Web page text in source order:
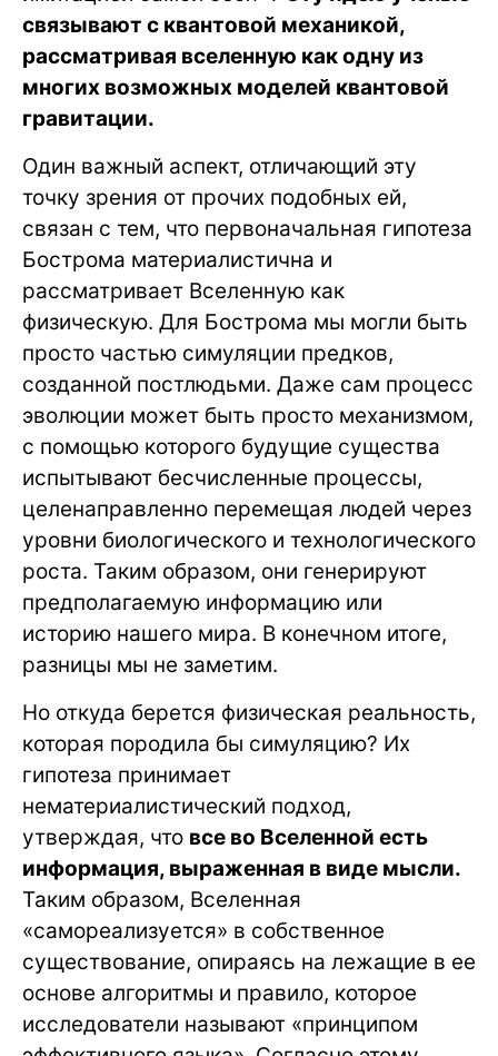
связывают с квантовой механикой,
рассматривая вселенную как одну из
многих возможных моделей квантовой
гравитации.
Один важный аспект, отличающий эту
точку зрения от прочих подобных ей,
связан с тем, что первоначальная гипотеза
Бострома материалистична и
рассматривает Вселенную как
физическую. Для Бострома мы могли быть
просто частью симуляции предков,
созданной постлюдьми. Даже сам процесс
эволюции может быть просто механизмом,
с помощью которого будущие существа
испытывают бесчисленные процессы,
целенаправленно перемещая людей через
уровни биологического и технологического
роста. Таким образом, они генерируют
предполагаемую информацию или
историю нашего мира. В конечном итоге,
разницы мы не заметим.
Но откуда берется физическая реальность,
которая породила бы симуляцию? Их
гипотеза принимает
нематериалистический подход,
утверждая, что все во Вселенной есть
информация, выраженная в виде мысли.
Таким образом, Вселенная
«самореализуется» в собственное
существование, опираясь на лежащие в ее
основе алгоритмы и правило, которое
исследователи называют «принципом